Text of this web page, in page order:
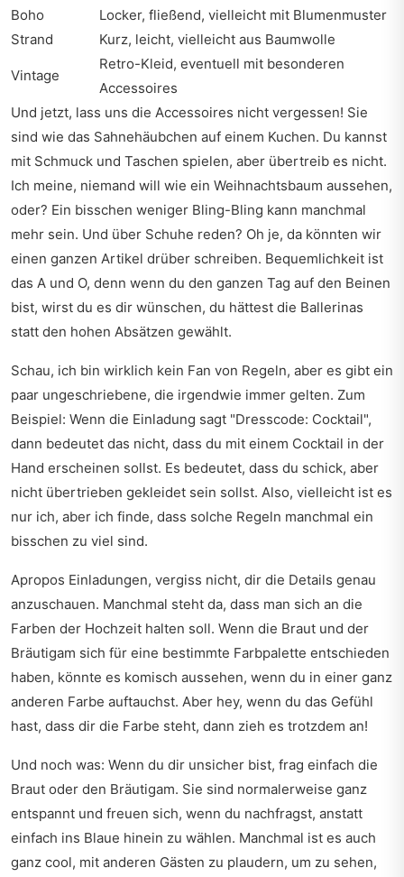
Boho
Locker, fließend, vielleicht mit Blumenmuster
Strand
Kurz, leicht, vielleicht aus Baumwolle
Vintage
Retro-Kleid, eventuell mit besonderen
Accessoires
Und jetzt, lass uns die Accessoires nicht vergessen! Sie
sind wie das Sahnehäubchen auf einem Kuchen. Du kannst
mit Schmuck und Taschen spielen, aber übertreib es nicht.
Ich meine, niemand will wie ein Weihnachtsbaum aussehen,
oder? Ein bisschen weniger Bling-Bling kann manchmal
mehr sein. Und über Schuhe reden? Oh je, da könnten wir
einen ganzen Artikel drüber schreiben. Bequemlichkeit ist
das A und O, denn wenn du den ganzen Tag auf den Beinen
bist, wirst du es dir wünschen, du hättest die Ballerinas
statt den hohen Absätzen gewählt.
Schau, ich bin wirklich kein Fan von Regeln, aber es gibt ein
paar ungeschriebene, die irgendwie immer gelten. Zum
Beispiel: Wenn die Einladung sagt "Dresscode: Cocktail",
dann bedeutet das nicht, dass du mit einem Cocktail in der
Hand erscheinen sollst. Es bedeutet, dass du schick, aber
nicht übertrieben gekleidet sein sollst. Also, vielleicht ist es
nur ich, aber ich finde, dass solche Regeln manchmal ein
bisschen zu viel sind.
Apropos Einladungen, vergiss nicht, dir die Details genau
anzuschauen. Manchmal steht da, dass man sich an die
Farben der Hochzeit halten soll. Wenn die Braut und der
Bräutigam sich für eine bestimmte Farbpalette entschieden
haben, könnte es komisch aussehen, wenn du in einer ganz
anderen Farbe auftauchst. Aber hey, wenn du das Gefühl
hast, dass dir die Farbe steht, dann zieh es trotzdem an!
Und noch was: Wenn du dir unsicher bist, frag einfach die
Braut oder den Bräutigam. Sie sind normalerweise ganz
entspannt und freuen sich, wenn du nachfragst, anstatt
einfach ins Blaue hinein zu wählen. Manchmal ist es auch
ganz cool, mit anderen Gästen zu plaudern, um zu sehen,